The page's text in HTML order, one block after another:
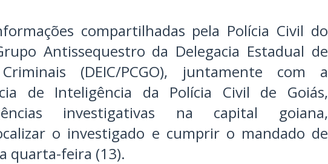
compartilhadas pela Polícia Civil do
Antissequestro da Delegacia Estadual de
Criminais (DEIC/PCGO), juntamente com a
de Inteligência da Polícia Civil de Goiás,
investigativas na capital goiana,
o investigado e cumprir o mandado de
quarta-feira (13).